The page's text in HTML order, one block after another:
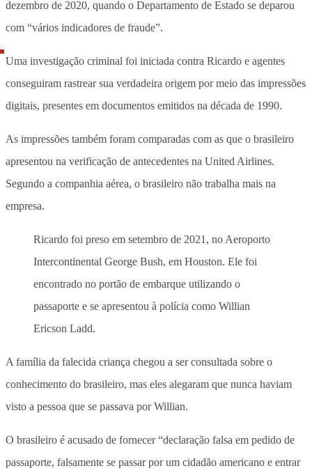
dezembro de 2020, quando o Departamento de Estado se deparou
com “vários indicadores de fraude”.
Uma investigação criminal foi iniciada contra Ricardo e agentes
conseguiram rastrear sua verdadeira origem por meio das impressões
digitais, presentes em documentos emitidos na década de 1990.
As impressões também foram comparadas com as que o brasileiro
apresentou na verificação de antecedentes na United Airlines.
Segundo a companhia aérea, o brasileiro não trabalha mais na
empresa.
Ricardo foi preso em setembro de 2021, no Aeroporto
Intercontinental George Bush, em Houston. Ele foi
encontrado no portão de embarque utilizando o
passaporte e se apresentou à polícia como Willian
Ericson Ladd.
A família da falecida criança chegou a ser consultada sobre o
conhecimento do brasileiro, mas eles alegaram que nunca haviam
visto a pessoa que se passava por Willian.
O brasileiro é acusado de fornecer “declaração falsa em pedido de
passaporte, falsamente se passar por um cidadão americano e entrar